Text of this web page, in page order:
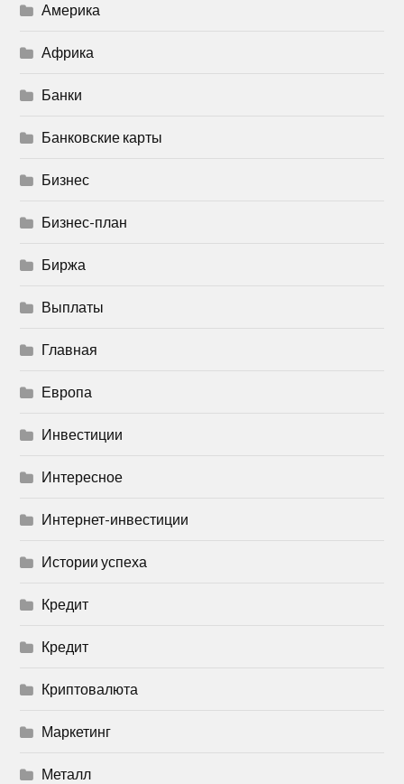
Америка
Африка
Банки
Банковские карты
Бизнес
Бизнес-план
Биржа
Выплаты
Главная
Европа
Инвестиции
Интересное
Интернет-инвестиции
Истории успеха
Кредит
Кредит
Криптовалюта
Маркетинг
Металл